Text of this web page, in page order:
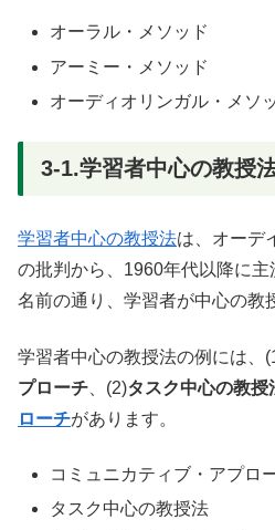
オーラル・メソッド
アーミー・メソッド
オーディオリンガル・メソ
3-1.学習者中心の教授
学習者中心の教授法は、オーデ
の批判から、1960年代以降に主
名前の通り、学習者が中心の教
学習者中心の教授法の例には、
プローチ 、(2)タスク中心の教授
ローチがあります。
コミュニカティブ・アプロ
タスク中心の教授法